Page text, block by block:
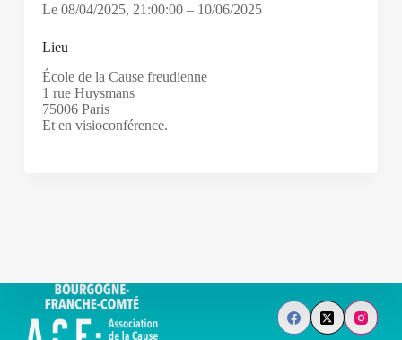
Le 08/04/2025, 21:00:00– 10/06/2025
Lieu
École de la Cause freudienne
1 rue Huysmans
75006 Paris
Et en visioconférence.